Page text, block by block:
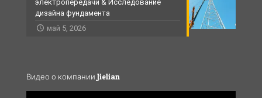
электропередачи & Исследование
дизайна фундамента
май 5, 2026
Видео о компании Jielian